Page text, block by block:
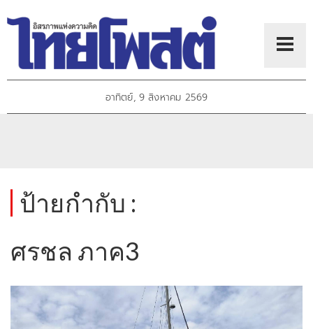
อาทิตย์, 9 สิงหาคม 2569
ป้ายกำกับ :
ศรชล ภาค3